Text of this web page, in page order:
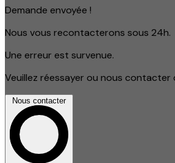
Demande envoyée !
Nous vous recontacterons sous 24h.
Une erreur est survenue.
Veuillez réessayer ou nous contacter
Nous contacter